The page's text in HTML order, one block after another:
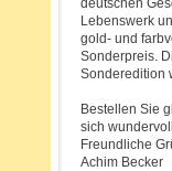
deutschen
Lebenswerk
gold- und
Sonderpreis.
Sonderedition
Bestellen Sie
sich
Freundliche
Achim Becker